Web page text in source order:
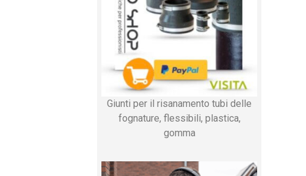
Giunti per il risanamento tubi delle
fognature, flessibili, plastica,
gomma